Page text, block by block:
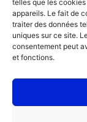
telles que les
appareils. Le fait de
traiter des données
uniques sur ce site.
consentement peut
et fonctions.